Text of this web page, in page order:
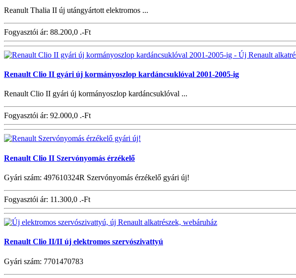
Reanult Thalia II új utángyártott elektromos ...
Fogyasztói ár: 88.200,0 .-Ft
Renault Clio II gyári új kormányoszlop kardáncsuklóval 2001-2005-ig
Renault Clio II gyári új kormányoszlop kardáncsuklóval ...
Fogyasztói ár: 92.000,0 .-Ft
Renault Clio II Szervónyomás érzékelő
Gyári szám: 497610324R Szervónyomás érzékelő gyári új!
Fogyasztói ár: 11.300,0 .-Ft
Renault Clio II/II új elektromos szervószivattyú
Gyári szám: 7701470783